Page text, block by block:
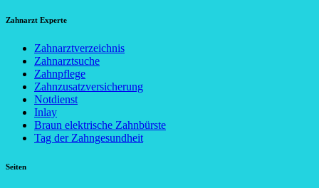
Zahnarzt Experte
Zahnarztverzeichnis
Zahnarztsuche
Zahnpflege
Zahnzusatzversicherung
Notdienst
Inlay
Braun elektrische Zahnbürste
Tag der Zahngesundheit
Seiten